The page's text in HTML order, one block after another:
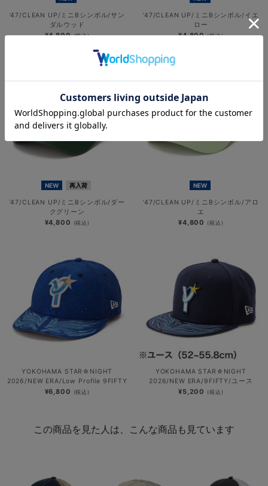
’47/CLEAN UP/ミニBシンボル/サン
ダルウッド
¥4,800(税込)
’47/CLEAN UP/ミニBシンボル/イエ
ロー
¥4,800(税込)
NEW 再入荷
’47/CLEAN UP/ミニBシンボル/ダー
クグリーン
¥4,800 (税込)
NEW
’47/CLEAN UP/ミニBシンボル/アロ
エ
¥4,800 (税込)
YOKOHAMA STAR☆NIGHT
2026/NEW ERA/Low Profile 9FIFTY
¥6,800 (税込)
YOKOHAMA STAR☆NIGHT
2026/NEW ERA/9FIFTY/ユース
¥5,200 (税込)
この商品を見た人は、こんな商品も見ています